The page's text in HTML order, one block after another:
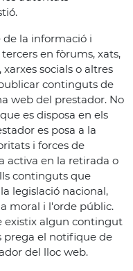
de la informació i
en fòrums, xats,
socials o altres
continguts de
web del prestador. No
es disposa en els
es posa a la
i forces de
activa en la retirada o
continguts que
legislació nacional,
moral i l'orde públic.
existix algun contingut
prega el notifique de
del lloc web.